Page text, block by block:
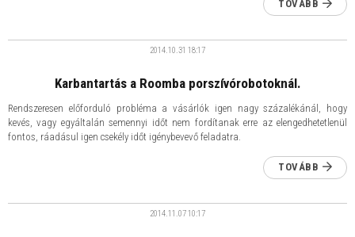
TOVÁBB
Karbantartás a Roomba porszívórobotoknál.
2014.10.31 18:17
Rendszeresen előforduló probléma a vásárlók igen nagy százalékánál, hogy
kevés, vagy egyáltalán semennyi időt nem fordítanak erre az elengedhetetlenül
fontos, ráadásul igen csekély időt igénybevevő feladatra.
TOVÁBB
2014.11.0710:17